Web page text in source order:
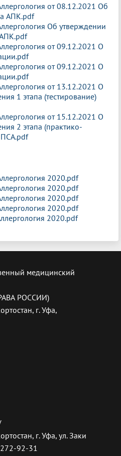
от 08.12.2021 Об
АПК.pdf
Об утверждении
от 09.12.2021 О
от 09.12.2021 О
от 13.12.2021 О
1 этапа (тестирование)
от 15.12.2021 О
2 этапа (практико-
ПСА.pdf
2020.pdf
2020.pdf
2020.pdf
2020.pdf
2020.pdf
медицинский
РОССИИ)
г. Уфа,
г. Уфа, ул. Заки
92-31